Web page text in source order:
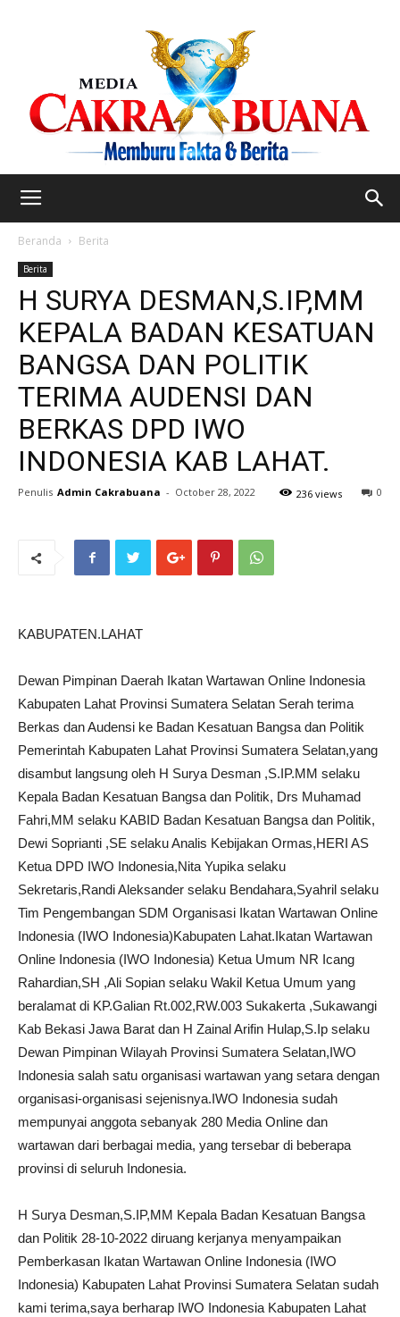
Beranda Berita
Berita
H SURYA DESMAN,S.IP,MM
KEPALA BADAN KESATUAN
BANGSA DAN POLITIK
TERIMA AUDENSI DAN
BERKAS DPD IWO
INDONESIA KAB LAHAT.
Penulis Admin Cakrabuana - October 28, 2022 0
236 views
KABUPATEN.LAHAT
Dewan Pimpinan Daerah Ikatan Wartawan Online Indonesia
Kabupaten Lahat Provinsi Sumatera Selatan Serah terima
Berkas dan Audensi ke Badan Kesatuan Bangsa dan Politik
Pemerintah Kabupaten Lahat Provinsi Sumatera Selatan,yang
disambut langsung oleh H Surya Desman ,S.IP.MM selaku
Kepala Badan Kesatuan Bangsa dan Politik, Drs Muhamad
Fahri,MM selaku KABID Badan Kesatuan Bangsa dan Politik,
Dewi Soprianti ,SE selaku Analis Kebijakan Ormas,HERI AS
Ketua DPD IWO Indonesia,Nita Yupika selaku
Sekretaris,Randi Aleksander selaku Bendahara,Syahril selaku
Tim Pengembangan SDM Organisasi Ikatan Wartawan Online
Indonesia (IWO Indonesia)Kabupaten Lahat.Ikatan Wartawan
Online Indonesia (IWO Indonesia) Ketua Umum NR Icang
Rahardian,SH ,Ali Sopian selaku Wakil Ketua Umum yang
beralamat di KP.Galian Rt.002,RW.003 Sukakerta ,Sukawangi
Kab Bekasi Jawa Barat dan H Zainal Arifin Hulap,S.Ip selaku
Dewan Pimpinan Wilayah Provinsi Sumatera Selatan,IWO
Indonesia salah satu organisasi wartawan yang setara dengan
organisasi-organisasi sejenisnya.IWO Indonesia sudah
mempunyai anggota sebanyak 280 Media Online dan
wartawan dari berbagai media, yang tersebar di beberapa
provinsi di seluruh Indonesia.
H Surya Desman,S.IP,MM Kepala Badan Kesatuan Bangsa
dan Politik 28-10-2022 diruang kerjanya menyampaikan
Pemberkasan Ikatan Wartawan Online Indonesia (IWO
Indonesia) Kabupaten Lahat Provinsi Sumatera Selatan sudah
kami terima,saya berharap IWO Indonesia Kabupaten Lahat